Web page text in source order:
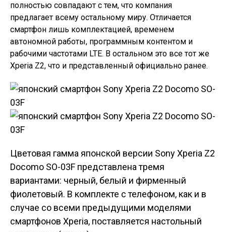
полностью совпадают с тем, что компания
предлагает всему остальному миру. Отличается
смартфон лишь комплектацией, временем
автономной работы, программным контентом и
рабочими частотами LTE. В остальном это все тот же
Xperia Z2, что и представленный официально ранее.
Цветовая гамма японской версии Sony Xperia Z2
Docomo SO-03F представлена тремя
вариантами: черный, белый и фирменный
фиолетовый. В комплекте с телефоном, как и в
случае со всеми предыдущими моделями
смартфонов Xperia, поставляется настольный